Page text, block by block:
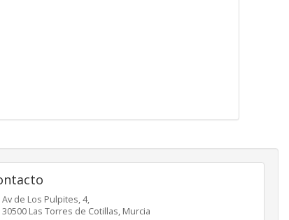
Av de Los Pulpites, 4,
30500 Las Torres de Cotillas, Murcia